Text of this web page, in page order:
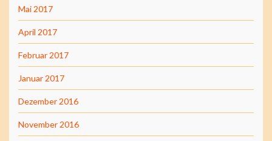
Mai 2017
April 2017
Februar 2017
Januar 2017
Dezember 2016
November 2016